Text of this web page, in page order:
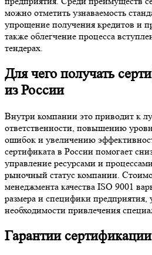
можно отметить узнаваемость
упрощение получения кредитов и
также облегчение процесса
тендерах.
Для чего получать
из России
Внутри компании это приводит к
ответственности, повышению
ошибок и увеличению
сертификата в России помогает
управление ресурсами и
рыночный статус компании.
менеджмента качества ISO 9001
размера и специфики предприятия,
необходимости привлечения
Гарантии сертификации